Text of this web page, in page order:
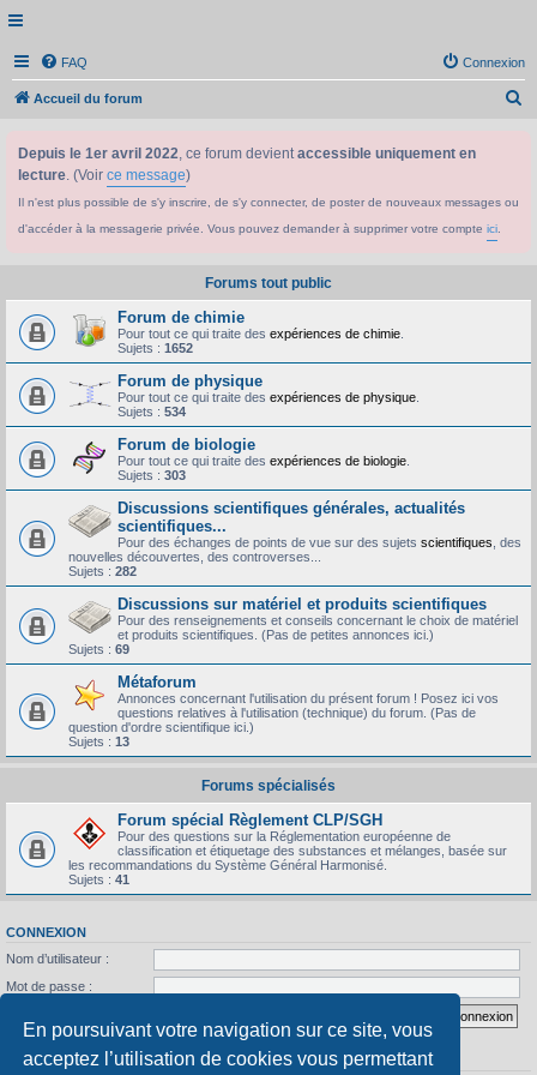
En poursuivant votre navigation sur ce site, vous
acceptez l’utilisation de cookies vous permettant
FAQ Connexion
Accueil du forum
h
Depuis le 1er avril 2022, ce forum devientaccessible uniquement en
lecture. (Voir ce message)
Il n'est plus possible de s'y inscrire, de s'y connecter, de poster de nouveaux messages ou
d'accéder à la messagerie privée. Vous pouvez demander à supprimer votre compte ici
Forums tout public
Forum de chimie
Pour tout ce qui traite des expériences de chimie
Sujets : 1652
Forum de physique
Pour tout ce qui traite des expériences de physique
Sujets : 534
Forum de biologie
Pour tout ce qui traite des expériences de biologie
Sujets : 303
Discussions scientifiques générales, actualités
scientifiques...
Pour des échanges de points de vue sur des sujets scientifiques , des
nouvelles découvertes, des controverses...
Sujets : 282
Discussions sur matériel et produits scientifiques
Pour des renseignements et conseils concernant le choix de matériel
et produits scientifiques. (Pas de petites annonces ici.)
Sujets : 69
Métaforum
Annonces concernant l'utilisation du présent forum ! Posez ici vos
questions relatives à l'utilisation (technique) du forum. (Pas de
question d'ordre scientifique ici.)
Sujets : 13
Forums spécialisés
Forum spécial Règlement CLP/SGH
Pour des questions sur la Réglementation européenne de
classification et étiquetage des substances et mélanges, basée sur
les recommandations du Système Général Harmonisé.
Sujets : 41
CONNEXION
Nom d’utilisateur :
Mot de passe :
STATISTIQUES